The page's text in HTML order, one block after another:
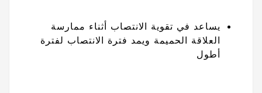
يساعد في تقوية الانتصاب أثناء ممارسة
العلاقة الحميمة ويمد فترة الانتصاب لفترة
أطول